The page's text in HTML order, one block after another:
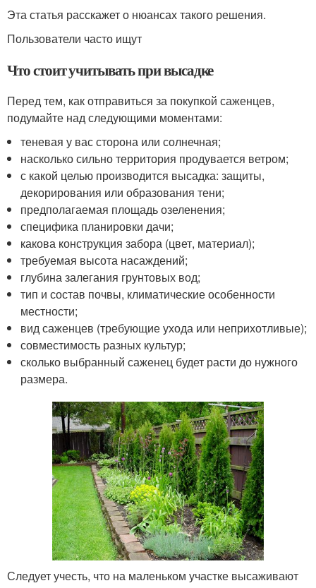
Эта статья расскажет о нюансах такого решения.
Пользователи часто ищут
Что стоит учитывать при высадке
Перед тем, как отправиться за покупкой саженцев,
подумайте над следующими моментами:
теневая у вас сторона или солнечная;
насколько сильно территория продувается ветром;
с какой целью производится высадка: защиты,
декорирования или образования тени;
предполагаемая площадь озеленения;
специфика планировки дачи;
какова конструкция забора (цвет, материал);
требуемая высота насаждений;
глубина залегания грунтовых вод;
тип и состав почвы, климатические особенности
местности;
вид саженцев (требующие ухода или неприхотливые);
совместимость разных культур;
сколько выбранный саженец будет расти до нужного
размера.
Следует учесть, что на маленьком участке высаживают